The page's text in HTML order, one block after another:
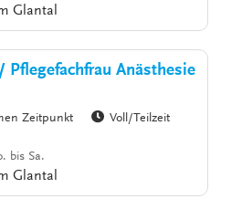
Glantal
Pflegefachfrau Anästhesie
Zeitpunkt
Voll/Teilzeit
bis Sa.
Glantal